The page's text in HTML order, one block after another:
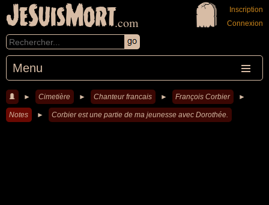
JeSuisMort.com
Menu
Inscription
Connexion
► Cimetière ► Chanteur francais ► François Corbier ►
Notes ► Corbier est une partie de ma jeunesse avec Dorothée.